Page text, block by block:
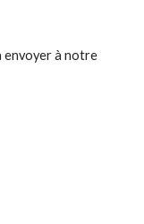
envoyer à notre